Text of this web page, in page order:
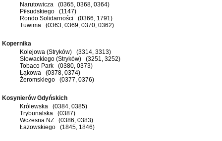
Narutowicza (0365, 0368, 0364)
Piłsudskiego (1147)
Rondo Solidarności (0366, 1791)
Tuwima (0363, 0369, 0370, 0362)
Kopernika
Kolejowa (Stryków) (3314, 3313)
Słowackiego (Stryków) (3251, 3252)
Tobaco Park (0380, 0373)
Łąkowa (0378, 0374)
Żeromskiego (0377, 0376)
Kosynierów Gdyńskich
Królewska (0384, 0385)
Trybunalska (0387)
Wczesna NŻ (0386, 0383)
Łazowskiego (1845, 1846)